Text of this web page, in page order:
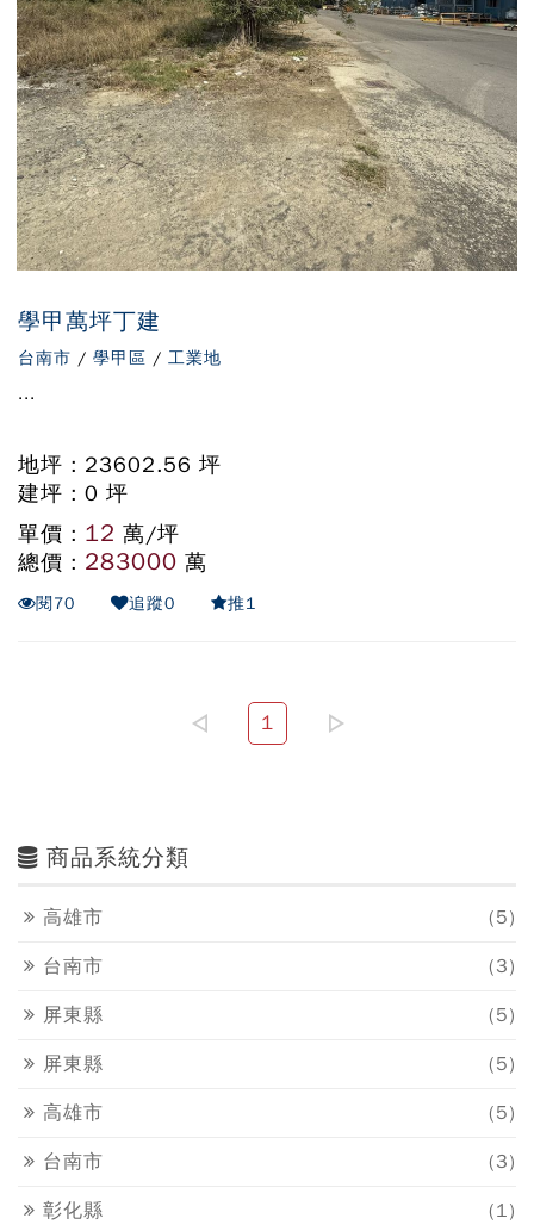
學甲萬坪丁建
台南市 / 學甲區 / 工業地
...
地坪 : 23602.56 坪
建坪 : 0 坪
單價 : 12 萬/坪
總價 : 283000 萬
閱70 追蹤0 推1
1
商品系統分類
高雄市 (5)
台南市 (3)
屏東縣 (5)
屏東縣 (5)
高雄市 (5)
台南市 (3)
彰化縣 (1)